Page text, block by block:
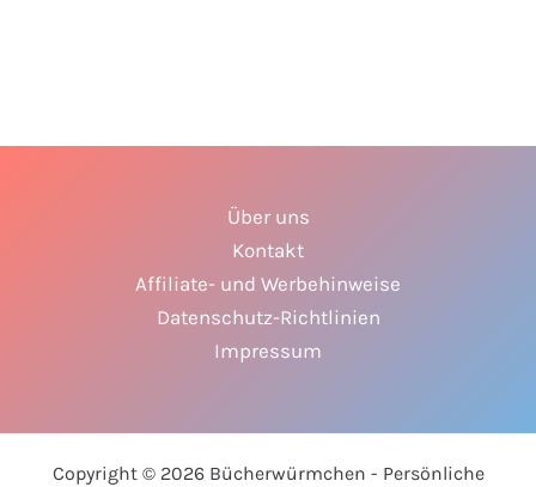
Über uns
Kontakt
Affiliate- und Werbehinweise
Datenschutz-Richtlinien
Impressum
Copyright © 2026 Bücherwürmchen - Persönliche